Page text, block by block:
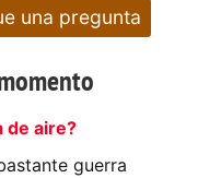
una pregunta
de aire?
guerra